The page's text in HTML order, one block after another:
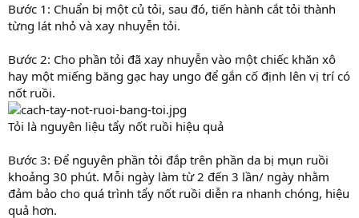
Bước 1: Chuẩn bị một củ tỏi, sau đó, tiến hành cắt tỏi thành
từng lát nhỏ và xay nhuyễn tỏi.
Bước 2: Cho phần tỏi đã xay nhuyễn vào một chiếc khăn xô
hay một miếng băng gạc hay ungo để gắn cố định lên vị trí có
nốt ruồi.
Tỏi là nguyên liệu tẩy nốt ruồi hiệu quả
Bước 3: Để nguyên phần tỏi đắp trên phần da bị mụn ruồi
khoảng 30 phút. Mỗi ngày làm từ 2 đến 3 lần/ ngày nhằm
đảm bảo cho quá trình tẩy nốt ruồi diễn ra nhanh chóng, hiệu
quả hơn.